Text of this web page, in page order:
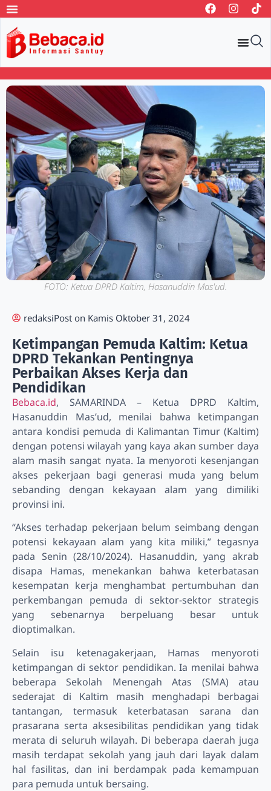
FOTO: Ketua DPRD Kaltim, Hasanuddin Mas'ud.
redaksiPost on Kamis Oktober 31, 2024
Ketimpangan Pemuda Kaltim: Ketua
DPRD Tekankan Pentingnya
Perbaikan Akses Kerja dan
Pendidikan
Bebaca.id, SAMARINDA – Ketua DPRD Kaltim,
Hasanuddin Mas’ud, menilai bahwa ketimpangan
antara kondisi pemuda di Kalimantan Timur (Kaltim)
dengan potensi wilayah yang kaya akan sumber daya
alam masih sangat nyata. Ia menyoroti kesenjangan
akses pekerjaan bagi generasi muda yang belum
sebanding dengan kekayaan alam yang dimiliki
provinsi ini.
“Akses terhadap pekerjaan belum seimbang dengan
potensi kekayaan alam yang kita miliki,” tegasnya
pada Senin (28/10/2024). Hasanuddin, yang akrab
disapa Hamas, menekankan bahwa keterbatasan
kesempatan kerja menghambat pertumbuhan dan
perkembangan pemuda di sektor-sektor strategis
yang sebenarnya berpeluang besar untuk
dioptimalkan.
Selain isu ketenagakerjaan, Hamas menyoroti
ketimpangan di sektor pendidikan. Ia menilai bahwa
beberapa Sekolah Menengah Atas (SMA) atau
sederajat di Kaltim masih menghadapi berbagai
tantangan, termasuk keterbatasan sarana dan
prasarana serta aksesibilitas pendidikan yang tidak
merata di seluruh wilayah. Di beberapa daerah juga
masih terdapat sekolah yang jauh dari layak dalam
hal fasilitas, dan ini berdampak pada kemampuan
para pemuda untuk bersaing.